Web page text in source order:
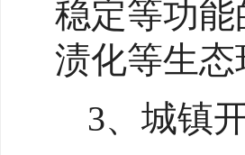
稳定等功
渍化等生
3、城镇